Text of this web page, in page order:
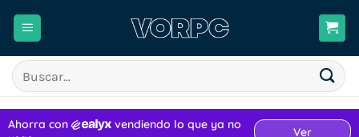
Buscar
por: